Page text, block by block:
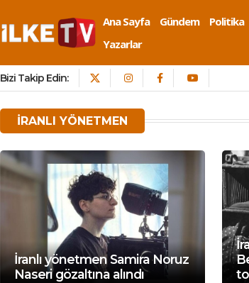
Ana Sayfa Gündem Politika
Yazarlar
Bizi Takip Edin:
IRANLI YÖNETMEN
İranlı yönetmen Samira Noruz
Naseri gözaltına alındı